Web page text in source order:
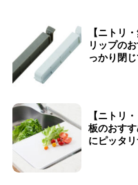
【ニトリ
リップの
っかり閉
【ニトリ
板のおす
にピッタ